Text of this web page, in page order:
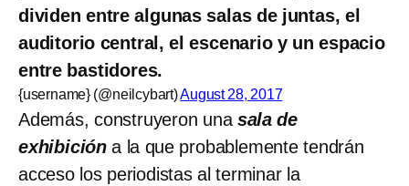
dividen entre algunas salas de juntas, el
auditorio central, el escenario y un espacio
entre bastidores.
{username} (@neilcybart)August 28, 2017
Además, construyeron unasala de
exhibición a la que probablemente tendrán
acceso los periodistas al terminar la